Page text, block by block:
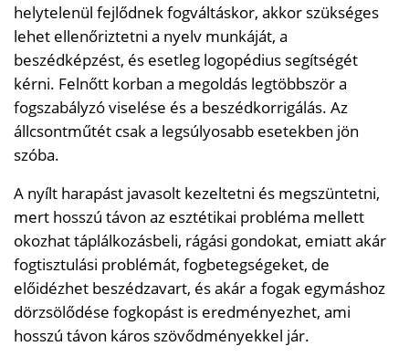
helytelenül fejlődnek fogváltáskor, akkor szükséges
lehet ellenőriztetni a nyelv munkáját, a
beszédképzést, és esetleg logopédius segítségét
kérni. Felnőtt korban a megoldás legtöbbször a
fogszabályzó viselése és a beszédkorrigálás. Az
állcsontműtét csak a legsúlyosabb esetekben jön
szóba.
A nyílt harapást javasolt kezeltetni és megszüntetni,
mert hosszú távon az esztétikai probléma mellett
okozhat táplálkozásbeli, rágási gondokat, emiatt akár
fogtisztulási problémát, fogbetegségeket, de
előidézhet beszédzavart, és akár a fogak egymáshoz
dörzsölődése fogkopást is eredményezhet, ami
hosszú távon káros szövődményekkel jár.